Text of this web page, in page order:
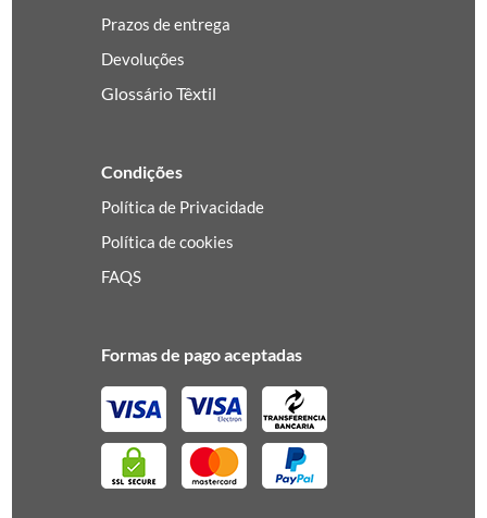
Prazos de entrega
Devoluções
Glossário Têxtil
Condições
Política de Privacidade
Política de cookies
FAQS
Formas de pago aceptadas